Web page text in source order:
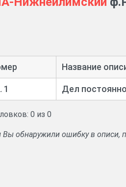
Название
1 Дел
0 из 0
Вы обнаружили ошибку в описи,